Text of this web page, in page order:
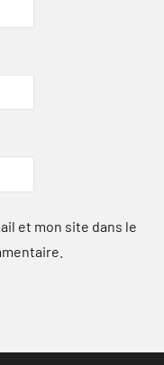
et mon site dans le